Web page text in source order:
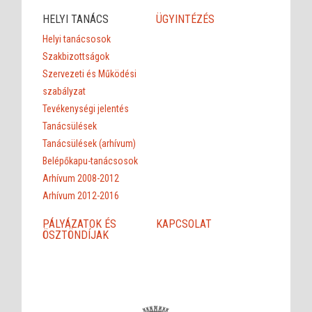
HELYI TANÁCS
Helyi tanácsosok
Szakbizottságok
Szervezeti és Működési
szabályzat
Tevékenységi jelentés
Tanácsülések
Tanácsülések (arhívum)
Belépőkapu-tanácsosok
Arhívum 2008-2012
Arhívum 2012-2016
ÜGYINTÉZÉS
PÁLYÁZATOK ÉS
ÖSZTÖNDÍJAK
KAPCSOLAT